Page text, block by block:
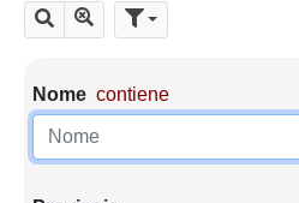
Cerca Mostra tutti i risultati
Parametri di ricerca
Nome contiene